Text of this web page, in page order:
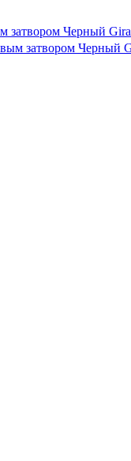
затвором Черный Gira